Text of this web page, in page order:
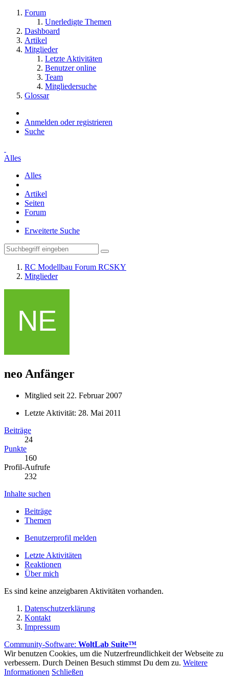
Forum
Unerledigte Themen
Dashboard
Artikel
Mitglieder
Letzte Aktivitäten
Benutzer online
Team
Mitgliedersuche
Glossar
Anmelden oder registrieren
Suche
Alles
Alles
Artikel
Seiten
Forum
Erweiterte Suche
RC Modellbau Forum RCSKY
Mitglieder
neo Anfänger
Mitglied seit 22. Februar 2007
Letzte Aktivität: 28. Mai 2011
Beiträge
24
Punkte
160
Profil-Aufrufe
232
Inhalte suchen
Beiträge
Themen
Benutzerprofil melden
Letzte Aktivitäten
Reaktionen
Über mich
Es sind keine anzeigbaren Aktivitäten vorhanden.
Datenschutzerklärung
Kontakt
Impressum
Community-Software: WoltLab Suite™
Wir benutzen Cookies, um die Nutzerfreundlichkeit der Webseite zu
verbessern. Durch Deinen Besuch stimmst Du dem zu. Weitere
Informationen Schließen